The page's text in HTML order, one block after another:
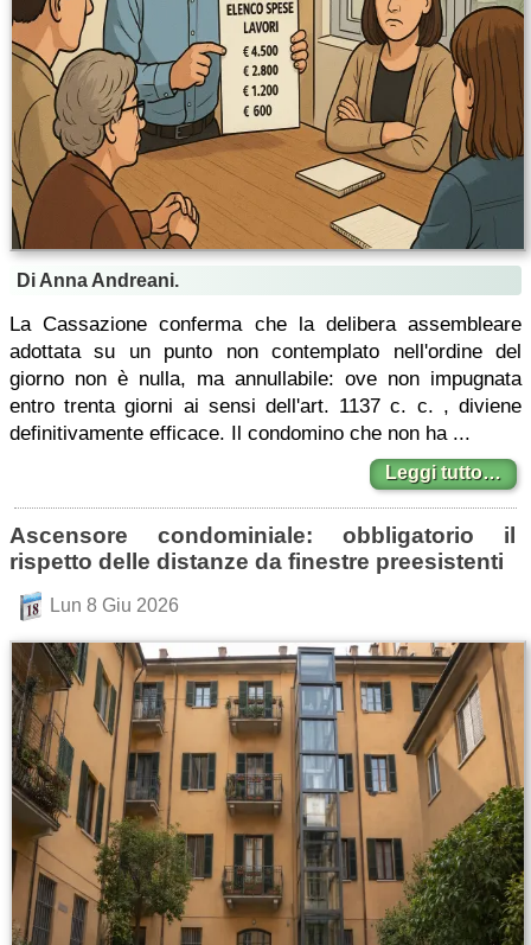
Di Anna Andreani.
La Cassazione conferma che la delibera assembleare
adottata su un punto non contemplato nell'ordine del
giorno non è nulla, ma annullabile: ove non impugnata
entro trenta giorni ai sensi dell'art. 1137 c. c. , diviene
definitivamente efficace. Il condomino che non ha ...
Leggi tutto…
Ascensore condominiale: obbligatorio il
rispetto delle distanze da finestre preesistenti
Lun 8 Giu 2026